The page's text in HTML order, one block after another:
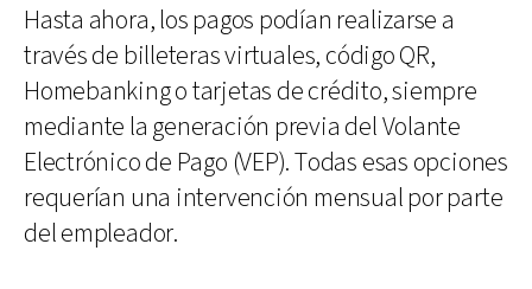
Hasta ahora, los pagos podían realizarse a
través de billeteras virtuales, código QR,
Homebanking o tarjetas de crédito, siempre
mediante la generación previa del Volante
Electrónico de Pago (VEP). Todas esas opciones
requerían una intervención mensual por parte
del empleador.